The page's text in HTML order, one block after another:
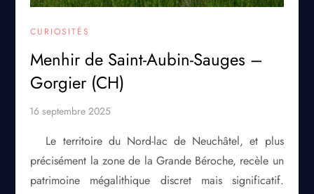
CURIOSITÉS
Menhir de Saint-Aubin-Sauges –
Gorgier (CH)
Le territoire du Nord-lac de Neuchâtel, et plus
précisément la zone de la Grande Béroche, recèle un
patrimoine mégalithique discret mais significatif.